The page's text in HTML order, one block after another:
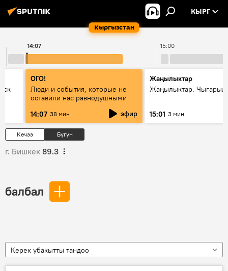
Кыргызстан
КЫРГ
15:00
14:07
ОГО!
Люди и события, которые не
оставили нас равнодушными
14:07 38 мин эфир
Жаңылыктар
Жаңылыктар.
15:01 3 мин
Кечээ Бүгүн
г. Бишкек 89.3
балбал
Керек убакытты тандоо